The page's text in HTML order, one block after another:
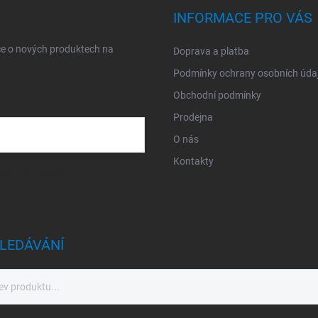
o nových produktech na
INFORMACE PRO VÁS
Doprava a platba
Podmínky ochrany osobních
Obchodní podmínky
Prodejna
O nás
Kontakty